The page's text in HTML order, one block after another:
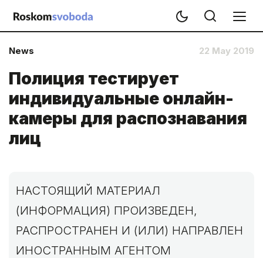
News 22 May 2019
Полиция тестирует
индивидуальные онлайн-
камеры для распознавания
лиц
НАСТОЯЩИЙ МАТЕРИАЛ
(ИНФОРМАЦИЯ) ПРОИЗВЕДЕН,
РАСПРОСТРАНЕН И (ИЛИ) НАПРАВЛЕН
ИНОСТРАННЫМ АГЕНТОМ